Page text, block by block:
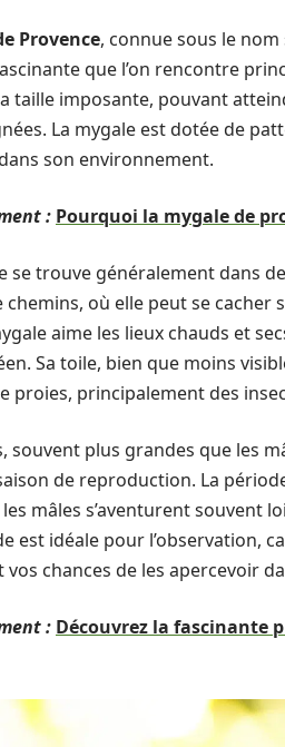
Provence, connue sous le
que l’on rencontre
taille imposante, pouvant
La mygale est dotée de
son environnement.
: Pourquoi la mygale de
se trouve généralement dans
chemins, où elle peut se cacher
aime les lieux chauds et
Sa toile, bien que moins
proies, principalement des
souvent plus grandes que les
de reproduction. La
mâles s’aventurent souvent
est idéale pour l’observation,
chances de les apercevoir
: Découvrez la fascinante